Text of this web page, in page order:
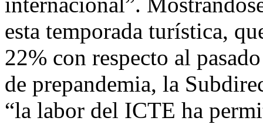
esta temporada turística,
22% con respecto al
de prepandemia, la
“la labor del ICTE ha